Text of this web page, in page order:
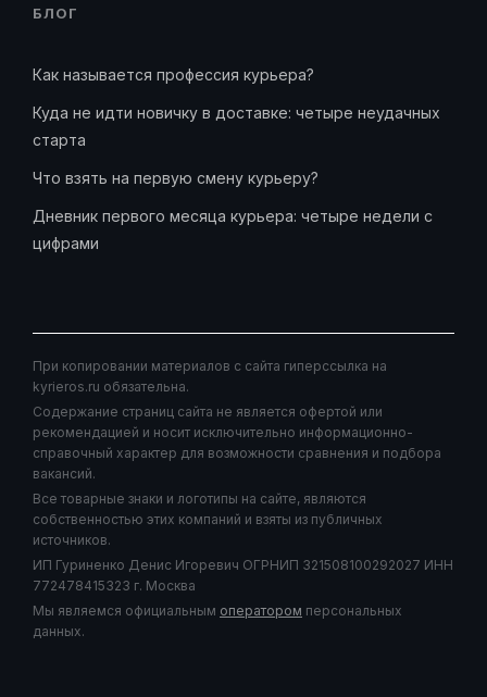
БЛОГ
Как называется профессия курьера?
Куда не идти новичку в доставке: четыре неудачных
старта
Что взять на первую смену курьеру?
Дневник первого месяца курьера: четыре недели с
цифрами
При копировании материалов с сайта гиперссылка на
kyrieros.ru обязательна.
Содержание страниц сайта не является офертой или
рекомендацией и носит исключительно информационно-
справочный характер для возможности сравнения и подбора
вакансий.
Все товарные знаки и логотипы на сайте, являются
собственностью этих компаний и взяты из публичных
источников.
ИП Гуриненко Денис Игоревич ОГРНИП 321508100292027 ИНН
772478415323 г. Москва
Мы являемся официальным оператором персональных
данных.